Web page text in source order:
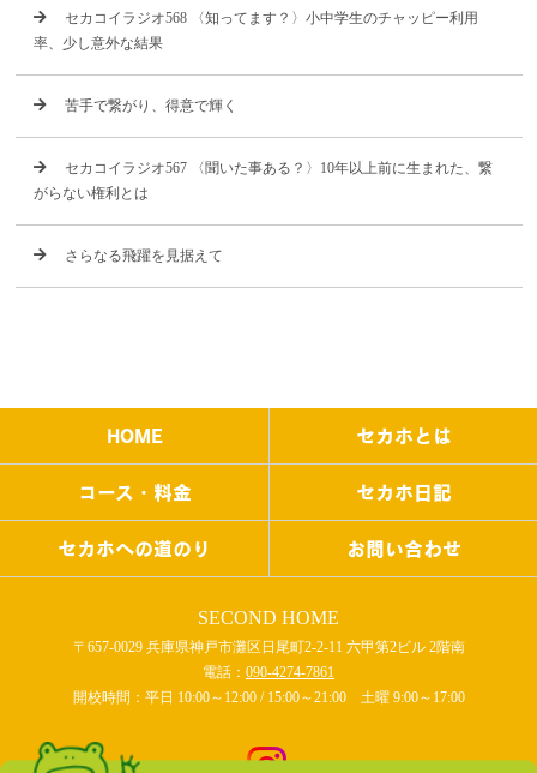
セカコイラジオ568 〈知ってます？〉小中学生のチャッピー利用
率、少し意外な結果
苦手で繋がり、得意で輝く
セカコイラジオ567 〈聞いた事ある？〉10年以上前に生まれた、繋
がらない権利とは
さらなる飛躍を見据えて
HOME セカホとは
コース・料金 セカホ日記
セカホへの道のり お問い合わせ
SECOND HOME
〒657-0029 兵庫県神戸市灘区日尾町2-2-11 六甲第2ビル 2階南
電話： 090-4274-7861
開校時間：平日 10:00～12:00 / 15:00～21:00 土曜 9:00～17:00